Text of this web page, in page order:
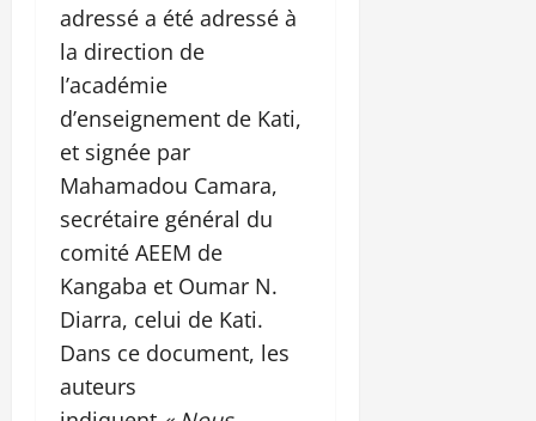
adressé a été adressé à
la direction de
l’académie
d’enseignement de Kati,
et signée par
Mahamadou Camara,
secrétaire général du
comité AEEM de
Kangaba et Oumar N.
Diarra, celui de Kati.
Dans ce document, les
auteurs